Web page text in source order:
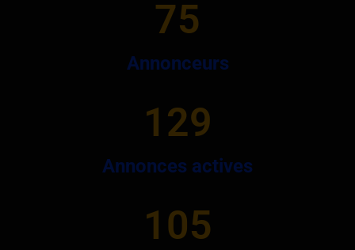
Annonceurs
75
Annonces actives
129
105